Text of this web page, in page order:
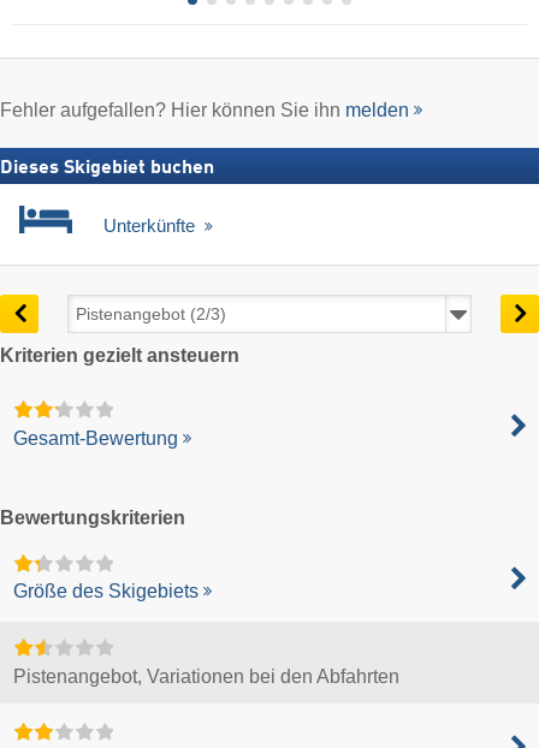
Fehler aufgefallen? Hier können Sie ihn melden
Dieses Skigebiet buchen
Unterkünfte
Kriterien gezielt ansteuern
Gesamt-Bewertung
Bewertungskriterien
Größe des Skigebiets
Pistenangebot, Variationen bei den Abfahrten